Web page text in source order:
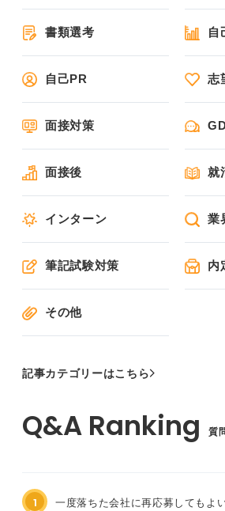
書類選考 自
自己PR 志
面接対策
面接後 就
インターン 業
筆記試験対策 内
その他
記事カテゴリーはこちら
質
1 一度落ちた会社に再応募してもよ